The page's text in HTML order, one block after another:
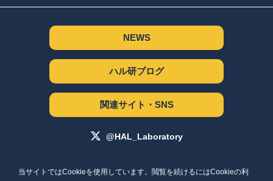
当サイトではCookieを使用しています。閲覧を続けるにはCookieの利
NEWS
ハル研ブログ
関連サイト・SNS
@HAL_Laboratory
個人情報保護方針